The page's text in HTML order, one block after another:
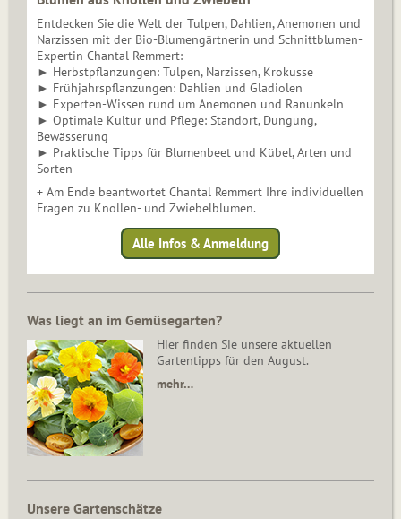
Entdecken Sie die Welt der Tulpen, Dahlien, Anemonen und
Narzissen mit der Bio-Blumengärtnerin und Schnittblumen-
Expertin Chantal Remmert:
► Herbstpflanzungen: Tulpen, Narzissen, Krokusse
► Frühjahrspflanzungen: Dahlien und Gladiolen
► Experten-Wissen rund um Anemonen und Ranunkeln
► Optimale Kultur und Pflege: Standort, Düngung,
Bewässerung
► Praktische Tipps für Blumenbeet und Kübel, Arten und
Sorten
+ Am Ende beantwortet Chantal Remmert Ihre individuellen
Fragen zu Knollen- und Zwiebelblumen.
Alle Infos & Anmeldung
Was liegt an im Gemüsegarten?
Hier finden Sie unsere aktuellen
Gartentipps für den August.
mehr…
Unsere Gartenschätze